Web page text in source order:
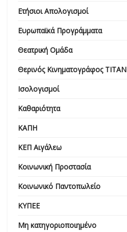
Ετήσιοι Απολογισμοί
Ευρωπαϊκά Προγράμματα
Θεατρική Ομάδα
Θερινός Κινηματογράφος ΤΙΤΑΝ
Ισολογισμοί
Καθαριότητα
ΚΑΠΗ
ΚΕΠ Αιγάλεω
Κοινωνική Προστασία
Κοινωνικό Παντοπωλείο
ΚΥΠΕΕ
Μη κατηγοριοποιημένο